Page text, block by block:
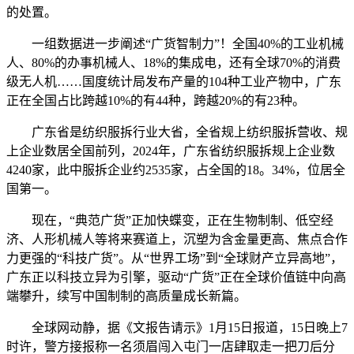
的处置。
一组数据进一步阐述“广货智制力”！全国40%的工业机械
人、80%的办事机械人、18%的集成电，还有全球70%的消费
级无人机……国度统计局发布产量的104种工业产物中，广东
正在全国占比跨越10%的有44种，跨越20%的有23种。
广东省是纺织服拆行业大省，全省规上纺织服拆营收、规
上企业数居全国前列，2024年，广东省纺织服拆规上企业数
4240家，此中服拆企业约2535家，占全国的18。34%，位居全
国第一。
现在，“典范广货”正加快蝶变，正在生物制制、低空经
济、人形机械人等将来赛道上，沉塑为含金量更高、焦点合作
力更强的“科技广货”。从“世界工场”到“全球财产立异高地”，
广东正以科技立异为引擎，驱动“广货”正在全球价值链中向高
端攀升，续写中国制制的高质量成长新篇。
全球网动静，据《文报告请示》1月15日报道，15日晚上7
时许，警方接报称一名须眉闯入屯门一店肆取走一把刀后分